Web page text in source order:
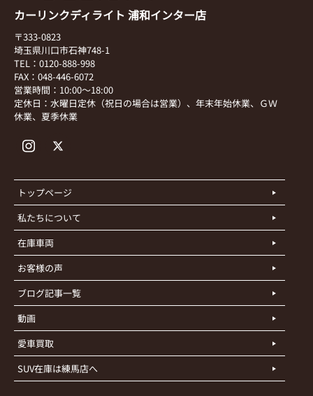
カーリンクディライト 浦和インター店
〒333-0823
埼玉県川口市石神748-1
TEL：0120-888-998
FAX：048-446-6072
営業時間：10:00～18:00
定休日：水曜日定休（祝日の場合は営業）、年末年始休業、ＧＷ
休業、夏季休業
トップページ
私たちについて
在庫車両
お客様の声
ブログ記事一覧
動画
愛車買取
SUV在庫は練馬店へ